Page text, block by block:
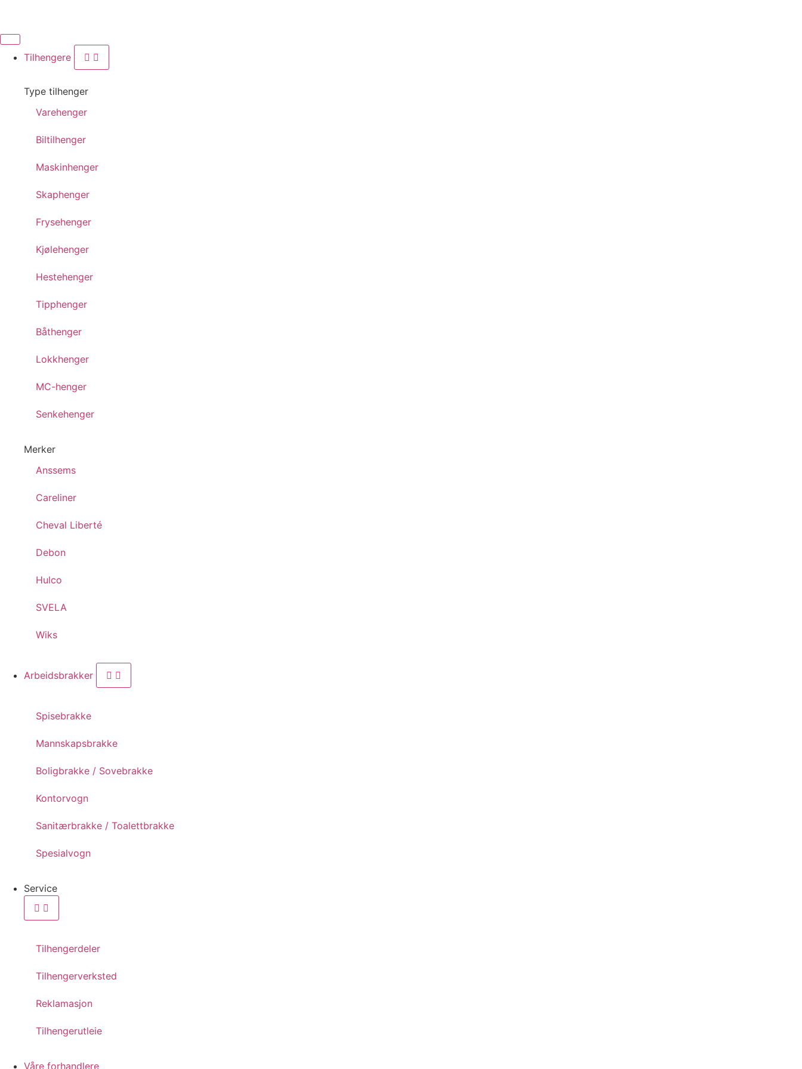
Tilhengere
Type tilhenger
Varehenger
Biltilhenger
Maskinhenger
Skaphenger
Frysehenger
Kjølehenger
Hestehenger
Tipphenger
Båthenger
Lokkhenger
MC-henger
Senkehenger
Merker
Anssems
Careliner
Cheval Liberté
Debon
Hulco
SVELA
Wiks
Arbeidsbrakker
Spisebrakke
Mannskapsbrakke
Boligbrakke / Sovebrakke
Kontorvogn
Sanitærbrakke / Toalettbrakke
Spesialvogn
Service
Tilhengerdeler
Tilhengerverksted
Reklamasjon
Tilhengerutleie
Våre forhandlere